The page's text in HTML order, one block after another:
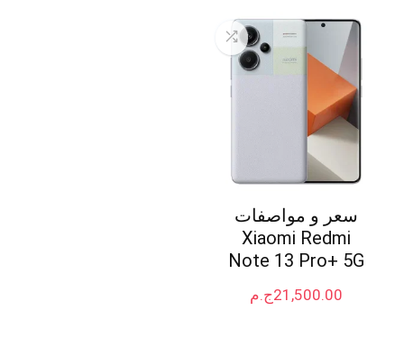
سعر و مواصفات
Xiaomi Redmi
Note 13 Pro+ 5G
ج.م21,500.00